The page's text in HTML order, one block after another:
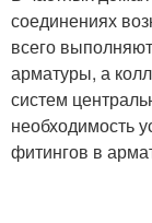
соединениях
всего
арматуры, а
систем
необходимость
фитингов в